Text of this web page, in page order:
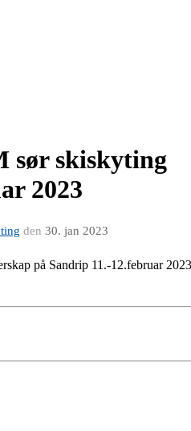
sør skiskyting
2023
den 30. jan 2023
på Sandrip 11.-12.februar 2023